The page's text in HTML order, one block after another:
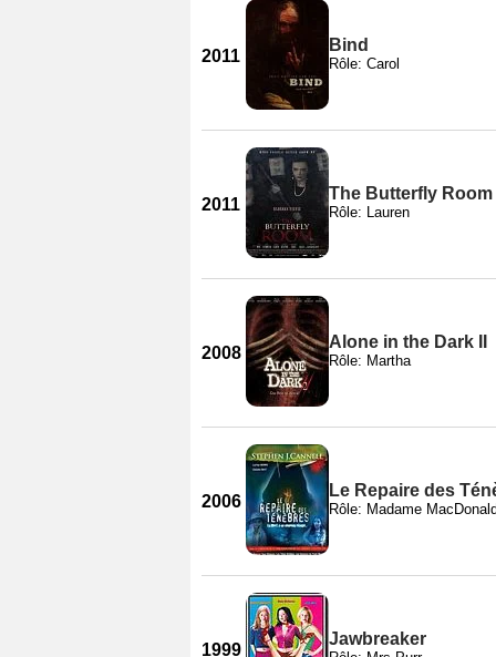
2011
Bind
Rôle: Carol
2011
The Butterfly Room
Rôle: Lauren
2008
Alone in the Dark II
Rôle: Martha
2006
Le Repaire des
Rôle: Madame
1999
Jawbreaker